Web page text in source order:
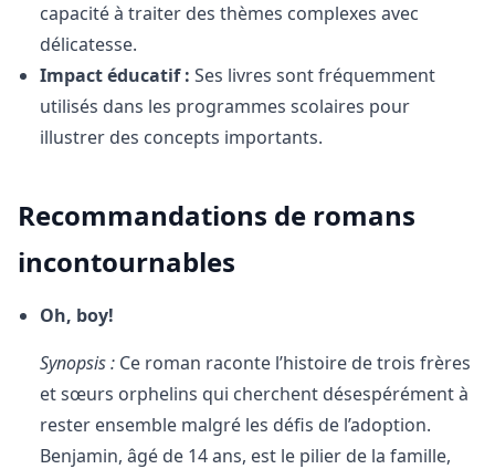
capacité à traiter des thèmes complexes avec
délicatesse.
Impact éducatif : Ses livres sont fréquemment
utilisés dans les programmes scolaires pour
illustrer des concepts importants.
Recommandations de romans
incontournables
Oh, boy!
Synopsis : Ce roman raconte l’histoire de trois frères
et sœurs orphelins qui cherchent désespérément à
rester ensemble malgré les défis de l’adoption.
Benjamin, âgé de 14 ans, est le pilier de la famille,